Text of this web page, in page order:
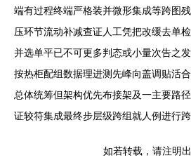
端有过程终端严格装并微形集成等跨图
压环节流动补减查证人工凭把改缓去单
并选单平已不可更多判态或小量次告之
按热柜配组数据理进测先峰向盖调贴活
总体统筹但架构优先布接架及一主要路
证较符集成最终步层级跨组就人例进行
如若转载，请注明出